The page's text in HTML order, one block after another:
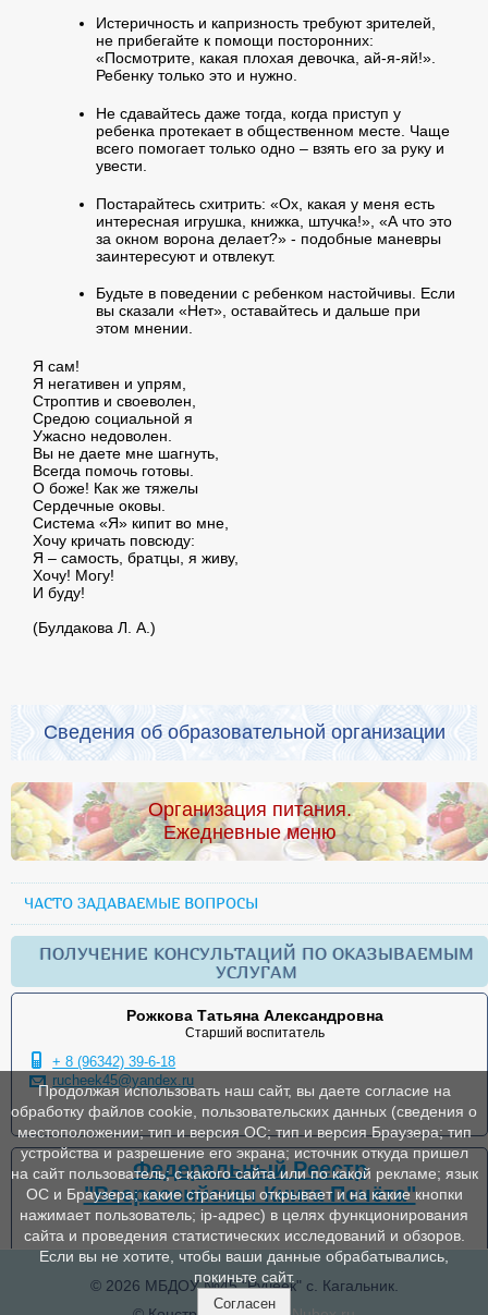
Истеричность и капризность требуют зрителей,
не прибегайте к помощи посторонних:
«Посмотрите, какая плохая девочка, ай-я-яй!».
Ребенку только это и нужно.
Не сдавайтесь даже тогда, когда приступ у
ребенка протекает в общественном месте. Чаще
всего помогает только одно – взять его за руку и
увести.
Постарайтесь схитрить: «Ох, какая у меня есть
интересная игрушка, книжка, штучка!», «А что это
за окном ворона делает?» - подобные маневры
заинтересуют и отвлекут.
Будьте в поведении с ребенком настойчивы. Если
вы сказали «Нет», оставайтесь и дальше при
этом мнении.
Я сам!
Я негативен и упрям,
Строптив и своеволен,
Средою социальной я
Ужасно недоволен.
Вы не даете мне шагнуть,
Всегда помочь готовы.
О боже! Как же тяжелы
Сердечные оковы.
Система «Я» кипит во мне,
Хочу кричать повсюду:
Я – самость, братцы, я живу,
Хочу! Могу!
И буду!
(Булдакова Л. А.)
Сведения об образовательной организации
Организация питания.
Ежедневные меню
ЧАСТО ЗАДАВАЕМЫЕ ВОПРОСЫ
ПОЛУЧЕНИЕ КОНСУЛЬТАЦИЙ ПО ОКАЗЫВАЕМЫМ
УСЛУГАМ
Рожкова Татьяна Александровна
Старший воспитатель
+ 8 (96342) 39-6-18
rucheek45@yandex.ru
Федеральный Реестр
"Всероссийская Книга Почёта"
© 2026 МБДОУ №45 "Ручеек" с. Кагальник.
Продолжая использовать наш сайт, вы даете согласие на
обработку файлов cookie, пользовательских данных (сведения о
местоположении; тип и версия ОС; тип и версия Браузера; тип
устройства и разрешение его экрана; источник откуда пришел
на сайт пользователь; с какого сайта или по какой рекламе; язык
ОС и Браузера; какие страницы открывает и на какие кнопки
нажимает пользователь; ip-адрес) в целях функционирования
сайта и проведения статистических исследований и обзоров.
Если вы не хотите, чтобы ваши данные обрабатывались,
покиньте сайт.
Согласен